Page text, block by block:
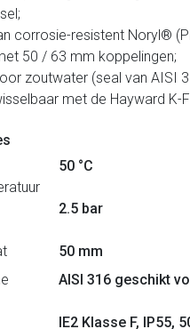
corrosie-resistent Noryl®
50 / 63 mm koppelingen;
zoutwater (seal van AISI
met de Hayward K-
50 °C
2.5 bar
50 mm
AISI 316 geschikt
IE2 Klasse F, IP55,